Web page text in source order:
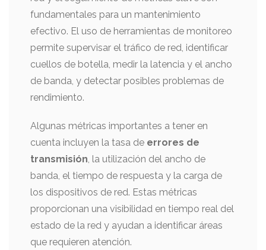
fundamentales para un mantenimiento
efectivo. El uso de herramientas de monitoreo
permite supervisar el tráfico de red, identificar
cuellos de botella, medir la latencia y el ancho
de banda, y detectar posibles problemas de
rendimiento.
Algunas métricas importantes a tener en
cuenta incluyen la tasa de errores de
transmisión, la utilización del ancho de
banda, el tiempo de respuesta y la carga de
los dispositivos de red. Estas métricas
proporcionan una visibilidad en tiempo real del
estado de la red y ayudan a identificar áreas
que requieren atención.